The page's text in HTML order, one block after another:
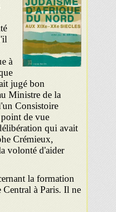
à
jugé bon
Ministre de la
Consistoire
de vue
qui avait
Crémieux,
volonté d'aider
la formation
Central à Paris. Il ne